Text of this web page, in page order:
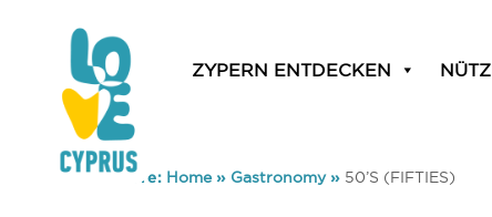
ZYPERN ENTDECKEN
You are here: Home» Gastronomy» 50’S (FIFTIES)